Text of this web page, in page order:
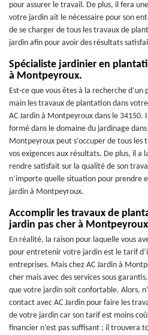
pour assurer le travail. De plus, il fera
votre jardin ait le nécessaire pour son
de se charger de tous les travaux de
jardin afin pour avoir des résultats
Spécialiste jardinier en
à Montpeyroux.
Est-ce que vous êtes à la recherche
main les travaux de plantation dans
AC Jardin à Montpeyroux dans le 34150.
formé dans le domaine du jardinage
Montpeyroux peut s’occuper de tous
vos exigences aux résultats. De plus, il a
rendre satisfait sur la qualité de son
n’importe quelle situation pour prendre
jardin à Montpeyroux.
Accomplir les travaux de
jardin pas cher à
En réalité, la raison pour laquelle vous
pour entretenir votre jardin est le tarif
entreprises. Mais chez AC Jardin à
cher mais avec des services sous
que votre jardin soit confortable. Alors,
contact avec AC Jardin pour faire les
de votre jardin car son tarif est moins
financier n’est pas suffisant ; il trouvera